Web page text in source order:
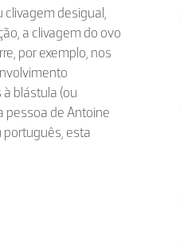
clivagem desigual,
a clivagem do ovo
por exemplo, nos
blástula (ou
pessoa de Antoine
português, esta